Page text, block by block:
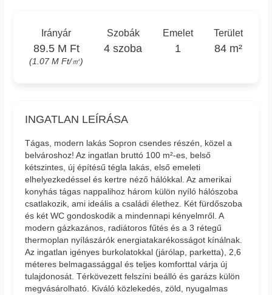
Irányár
89.5 M Ft
(1.07 M Ft/㎡)
Szobák
4 szoba
Emelet
1
Terület
84 m²
INGATLAN LEÍRÁSA
Tágas, modern lakás Sopron csendes részén, közel a
belvároshoz! Az ingatlan bruttó 100 m²-es, belső
kétszintes, új építésű tégla lakás, első emeleti
elhelyezkedéssel és kertre néző hálókkal. Az amerikai
konyhás tágas nappalihoz három külön nyíló hálószoba
csatlakozik, ami ideális a családi élethez. Két fürdőszoba
és két WC gondoskodik a mindennapi kényelmről. A
modern gázkazános, radiátoros fűtés és a 3 rétegű
thermoplan nyílászárók energiatakarékosságot kínálnak.
Az ingatlan igényes burkolatokkal (járólap, parketta), 2,6
méteres belmagassággal és teljes komforttal várja új
tulajdonosát. Térkövezett felszíni beálló és garázs külön
megvásárolható. Kiváló közlekedés, zöld, nyugalmas